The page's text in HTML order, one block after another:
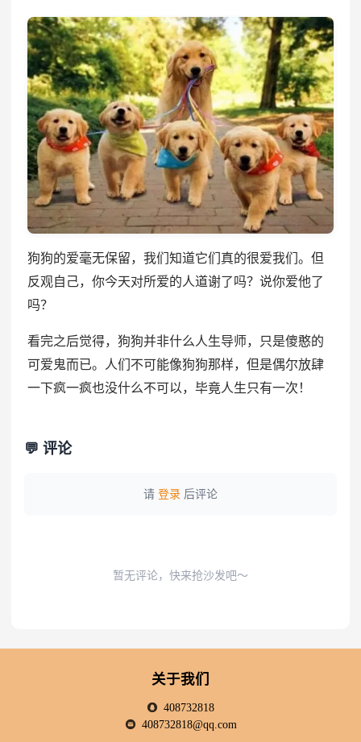
狗狗的爱毫无保留，我们知道它们真的很爱我们。但
反观自己，你今天对所爱的人道谢了吗？说你爱他了
吗？
看完之后觉得，狗狗并非什么人生导师，只是傻憨的
可爱鬼而已。人们不可能像狗狗那样，但是偶尔放肆
一下疯一疯也没什么不可以，毕竟人生只有一次！
💬 评论
请 登录 后评论
暂无评论，快来抢沙发吧～
关于我们
408732818
408732818@qq.com